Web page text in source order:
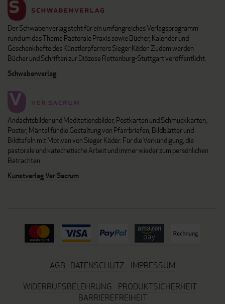
Der Schwabenverlag steht für ein umfangreiches Verlagsprogramm
rund um das Thema Pastorale Praxis sowie Bücher, Kalender und
Geschenkhefte des Künstlerpfarrers Sieger Köder. Zudem werden
Bücher und Schriften zur Diözese Rottenburg-Stuttgart veröffentlicht.
Schwabenverlag
Andachtsbilder und Meditationsbilder, Postkarten und Schmuckkarten,
Poster, Mäntel für die Gestaltung von Pfarrbriefen, Bildblätter und
Bildtafeln mit Motiven von Sieger Köder. Für die Verkündigung, die
pastorale und katechetische Arbeit und immer wieder zum persönlichen
Betrachten.
Kunstverlag Ver Sacrum
AGB DATENSCHUTZ
IMPRESSUM
WIDERRUFSBELEHRUNG
PRODUKTSICHERHEIT
BARRIEREFREIHEIT